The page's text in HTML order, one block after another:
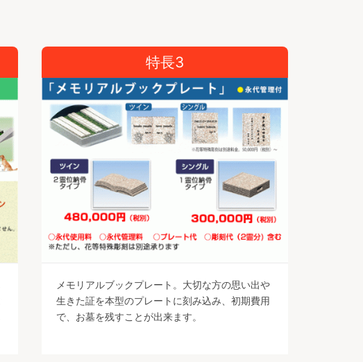
特長3
メモリアルブックプレート。大切な方の思い出や
生きた証を本型のプレートに刻み込み、初期費用
で、お墓を残すことが出来ます。